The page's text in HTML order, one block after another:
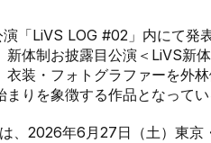
「LiVS LOG #02」内にて発
体制お披露目公演＜LiVS新
装・フォトグラファーを外
りを象徴する作品となってい
、2026年6月27日（土）東京